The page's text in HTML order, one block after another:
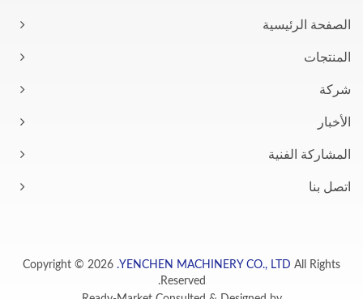
الصفحة الرئيسية
المنتجات
شركة
الأخبار
المشاركة الفنية
اتصل بنا
Copyright © 2026 YENCHEN MACHINERY CO., LTD. All Rights
Reserved.